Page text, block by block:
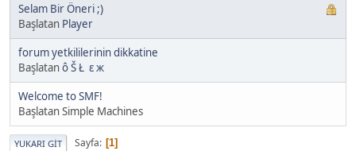
Selam Bir Öneri ;)
Başlatan Player
forum yetkililerinin dikkatine
Başlatanô Š Ł ε ж
Welcome to SMF!
Başlatan Simple Machines
YUKARI GIT Sayfa 1